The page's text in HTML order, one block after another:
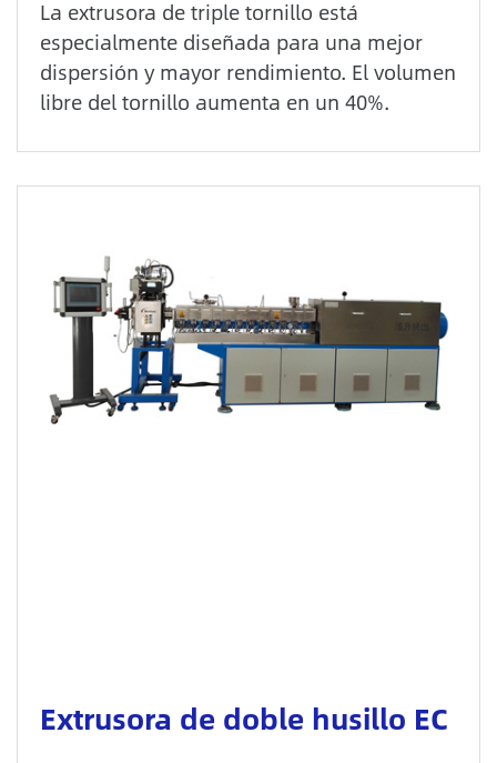
La extrusora de triple tornillo está
especialmente diseñada para una mejor
dispersión y mayor rendimiento. El volumen
libre del tornillo aumenta en un 40%.
Extrusora de doble husillo EC